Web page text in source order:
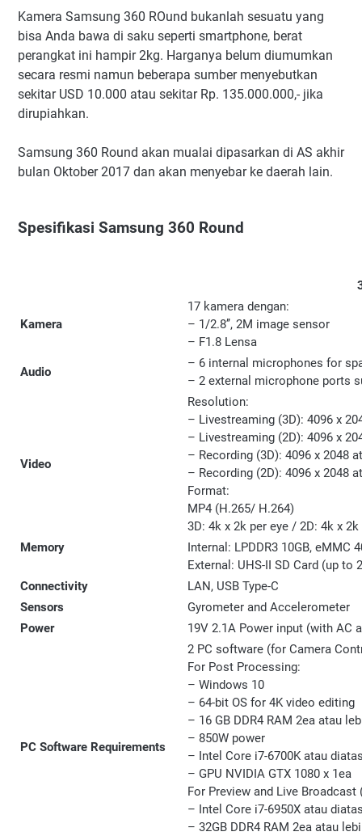
Kamera Samsung 360 ROund bukanlah sesuatu yang
bisa Anda bawa di saku seperti smartphone, berat
perangkat ini hampir 2kg. Harganya belum diumumkan
secara resmi namun beberapa sumber menyebutkan
sekitar USD 10.000 atau sekitar Rp. 135.000.000,- jika
dirupiahkan.
Samsung 360 Round akan mualai dipasarkan di AS akhir
bulan Oktober 2017 dan akan menyebar ke daerah lain.
Spesifikasi Samsung 360 Round
Kamera
17 kamera dengan:
– 1/2.8’’, 2M image sensor
– F1.8 Lensa
Audio
– 6 internal microphones for
– 2 external microphone ports
Video
Resolution:
– Livestreaming (3D): 4096 x
– Livestreaming (2D): 4096 x
– Recording (3D): 4096 x 2048
– Recording (2D): 4096 x 2048
Format:
MP4 (H.265/ H.264)
3D: 4k x 2k per eye / 2D: 4k x 2k
Memory
Internal: LPDDR3 10GB, eMMC
External: UHS-II SD Card (up to
Connectivity
LAN, USB Type-C
Sensors
Gyrometer and Accelerometer
Power
19V 2.1A Power input (with AC
PC Software Requirements
2 PC software (for Camera
For Post Processing:
– Windows 10
– 64-bit OS for 4K video editing
– 16 GB DDR4 RAM 2ea atau
– 850W power
– Intel Core i7-6700K atau
– GPU NVIDIA GTX 1080 x 1ea
For Preview and Live Broadcast
– Intel Core i7-6950X atau
– 32GB DDR4 RAM 2ea atau